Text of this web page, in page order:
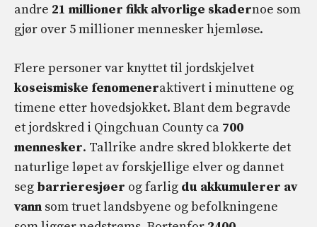
andre 21 millioner fikk alvorlige skadernoe som
gjør over 5 millioner mennesker hjemløse.
Flere personer var knyttet til jordskjelvet
koseismiske fenomeneraktivert i minuttene og
timene etter hovedsjokket. Blant dem begravde
et jordskred i Qingchuan County ca 700
mennesker. Tallrike andre skred blokkerte det
naturlige løpet av forskjellige elver og dannet
seg barrieresjøer og farlig du akkumulerer av
vann som truet landsbyene og befolkningene